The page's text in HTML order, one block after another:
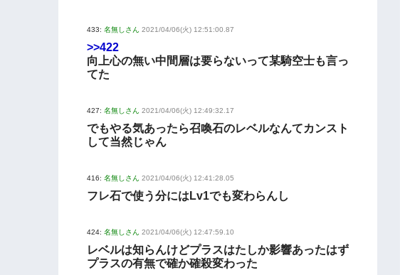
433: 名無しさん 2021/04/06(火) 12:51:00.87
>>422
向上心の無い中間層は要らないって某騎空士も言っ
てた
427: 名無しさん 2021/04/06(火) 12:49:32.17
でもやる気あったら召喚石のレベルなんてカンスト
して当然じゃん
416: 名無しさん 2021/04/06(火) 12:41:28.05
フレ石で使う分にはLv1でも変わらんし
424: 名無しさん 2021/04/06(火) 12:47:59.10
レベルは知らんけどプラスはたしか影響あったはず
プラスの有無で確か確殺変わった